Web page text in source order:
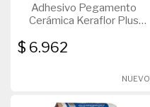
Adhesivo Pegamento
Cerámica Keraflor Plus
$ 6.962
NUEVO